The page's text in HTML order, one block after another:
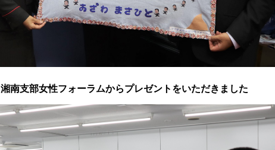
湘南支部女性フォーラムからプレゼントをいただきました